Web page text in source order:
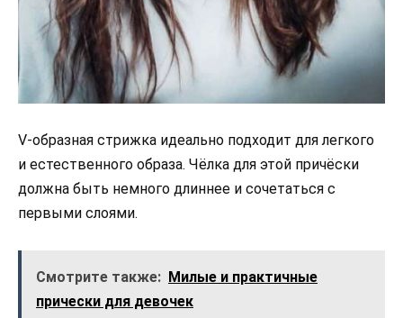
V-образная стрижка идеально подходит для легкого
и естественного образа. Чёлка для этой причёски
должна быть немного длиннее и сочетаться с
первыми слоями.
Смотрите также: Милые и практичные
прически для девочек